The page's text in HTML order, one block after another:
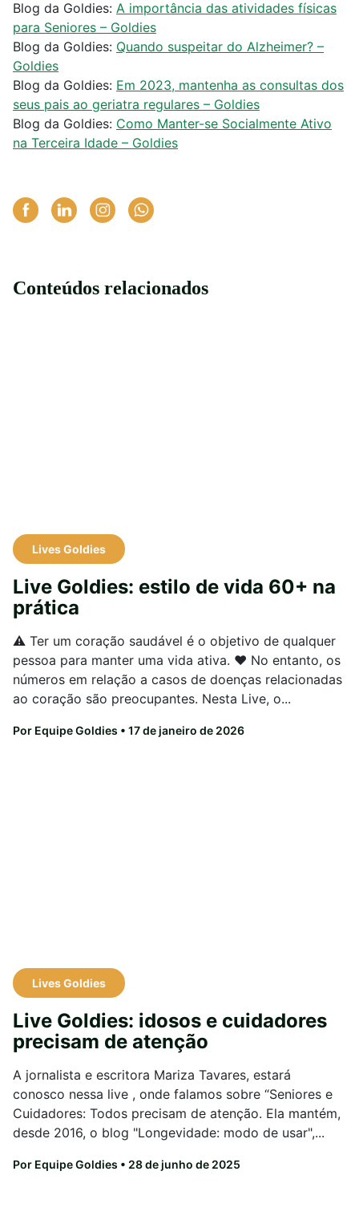
Blog da Goldies: A importância das atividades físicas
para Seniores – Goldies
Blog da Goldies: Quando suspeitar do Alzheimer? –
Goldies
Blog da Goldies: Em 2023, mantenha as consultas dos
seus pais ao geriatra regulares – Goldies
Blog da Goldies: Como Manter-se Socialmente Ativo
na Terceira Idade – Goldies
Conteúdos relacionados
Lives Goldies
Live Goldies: estilo de vida 60+ na
prática
⚠ Ter um coração saudável é o objetivo de qualquer
pessoa para manter uma vida ativa. ❤ No entanto, os
números em relação a casos de doenças relacionadas
ao coração são preocupantes. Nesta Live, o...
Por Equipe Goldies • 17 de janeiro de 2026
Lives Goldies
Live Goldies: idosos e cuidadores
precisam de atenção
A jornalista e escritora Mariza Tavares, estará
conosco nessa live , onde falamos sobre “Seniores e
Cuidadores: Todos precisam de atenção. Ela mantém,
desde 2016, o blog "Longevidade: modo de usar",...
Por Equipe Goldies • 28 de junho de 2025